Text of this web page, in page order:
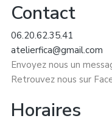
Contact
06.20.62.35.41
atelierfica@gmail.com
Envoyez nous un
Retrouvez nous sur
Horaires